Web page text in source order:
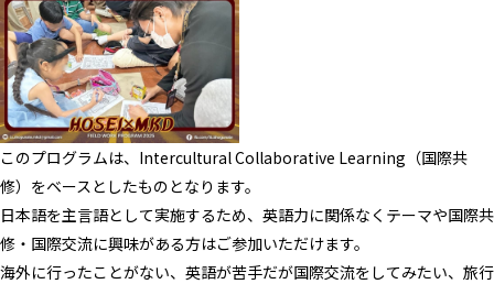
このプログラムは、Intercultural Collaborative Learning（国際共
修）をベースとしたものとなります。
日本語を主言語として実施するため、英語力に関係なくテーマや国際共
修・国際交流に興味がある方はご参加いただけます。
海外に行ったことがない、英語が苦手だが国際交流をしてみたい、旅行